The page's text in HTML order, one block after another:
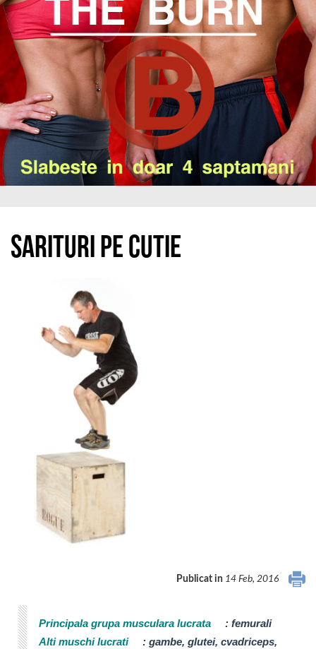
Sarituri pe cutie
Publicat in 14 Feb, 2016
Principala grupa musculara lucrata : femurali
Alti muschi lucrati
: gambe, glutei, cvadriceps,